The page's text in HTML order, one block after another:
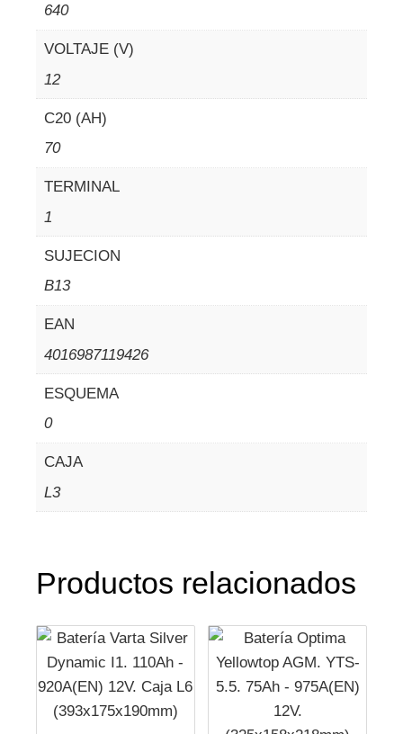
640
VOLTAJE (V)
12
C20 (AH)
70
TERMINAL
1
SUJECION
B13
EAN
4016987119426
ESQUEMA
0
CAJA
L3
Productos relacionados